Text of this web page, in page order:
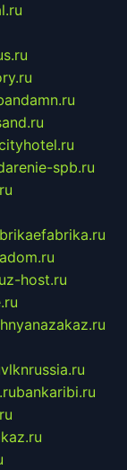
spb.ru
z-host.ru
vlknrussia.ru
bankaribi.ru